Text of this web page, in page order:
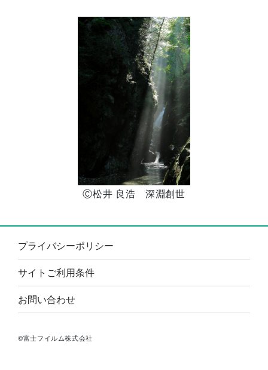
Ⓒ松井 良浩 深淵創世
プライバシーポリシー
サイトご利用条件
お問い合わせ
©富士フイルム株式会社